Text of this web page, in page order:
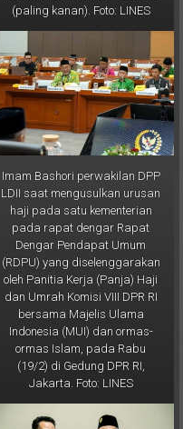
Imam Bashori perwakilan DPP
LDII saat mengusulkan urusan
haji pada satu kementerian
pada rapat dengar Rapat
Dengar Pendapat Umum
(RDPU) yang diselenggarakan
oleh Panitia Kerja (Panja) Haji
dan Umrah Komisi VIII DPR RI
bersama Majelis Ulama
Indonesia (MUI) dan ormas-
ormas Islam, pada Rabu
(19/2) di Gedung DPR RI,
Jakarta. Foto: LINES